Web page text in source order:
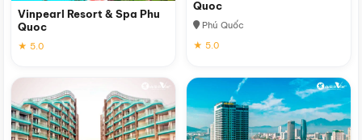
Vinpearl Resort & Spa Phu
Quoc
★ 5.0
Quoc
Phú Quốc
★ 5.0